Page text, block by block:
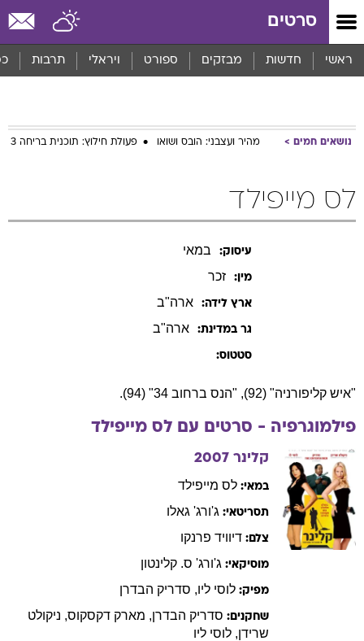
סרטים
ראשי חדשות מבזקים ספורט ויראלי תרבות
נושאים חמים מהיר ועצבני: הובס ושואו פעולת חילוץ: תוכנית בריחה 3
לס מייפילד
עיסוק: במאי
מין: זכר
ארץ לידה: ארה"ב
גר במדינת: ארה"ב
סטטוס:
"איש קליפורניה" (92), "הנס ברחוב 34" (94).
פילמוגרפיה - סרטים עם לס מייפילד
קלינר 2007
במאי: לס מייפילד
תסריטאי: ג'ורג' גאלו
צלם: דיוויד פרנקו
מוסיקאי: ג'ורג' ס. קלינטון
מפיק: לוסי ליו, סדריק הבדרן
שחקנים: סדריק הבדרן, מארק דקסקוס, ניקולט
שרידן, לוסי ליו